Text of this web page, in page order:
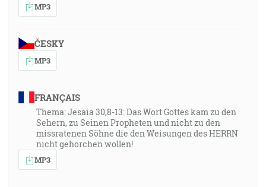
MP3
ČESKY
MP3
FRANÇAIS
Thema: Jesaia 30,8-13: Das Wort Gottes kam zu den
Sehern, zu Seinen Propheten und nicht zu den
missratenen Söhne die den Weisungen des HERRN
nicht gehorchen wollen!
MP3